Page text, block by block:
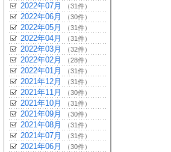
2022年07月 （31件）
2022年06月 （30件）
2022年05月 （31件）
2022年04月 （31件）
2022年03月 （32件）
2022年02月 （28件）
2022年01月 （31件）
2021年12月 （31件）
2021年11月 （30件）
2021年10月 （31件）
2021年09月 （30件）
2021年08月 （31件）
2021年07月 （31件）
2021年06月 （30件）